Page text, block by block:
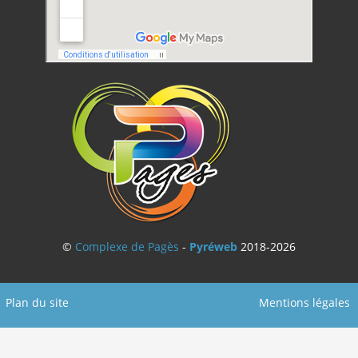
© Complexe de Pagès - Pyréweb2018-2026
Plan du site Mentions légales